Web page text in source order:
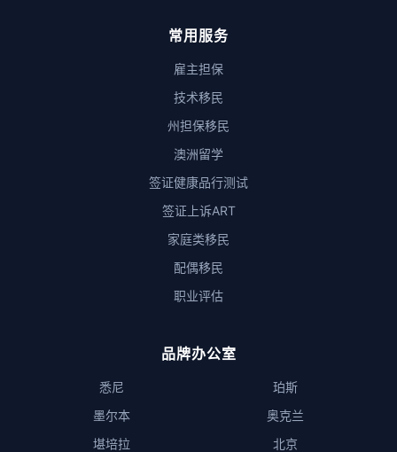
常用服务
雇主担保
技术移民
州担保移民
澳洲留学
签证健康品行测试
签证上诉ART
家庭类移民
配偶移民
职业评估
品牌办公室
悉尼
墨尔本
堪培拉
珀斯
奥克兰
北京